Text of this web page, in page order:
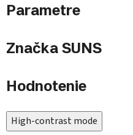
Parametre
Značka SUNS
Hodnotenie
High-contrast mode